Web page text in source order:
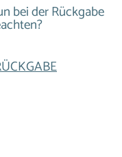
bei der Rückgabe